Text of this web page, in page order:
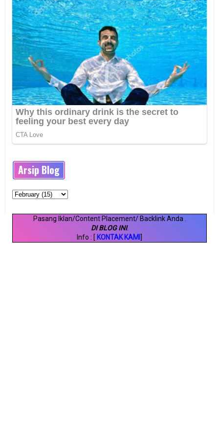
Arsip Blog
Pasang Iklan/Content Placement/ Backlink Anda
DI BLOG INI.
Info : [ KONTAK KAMI ]